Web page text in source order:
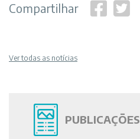
Compartilhar
Ver todas as notícias
PUBLICAÇÕES